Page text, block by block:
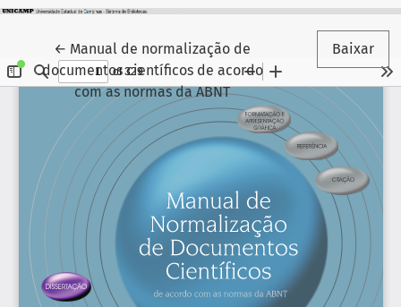
← Voltar aos Detalhes do Artigo
Manual de normalização de
documentos científicos de acordo
com as normas da ABNT
Baixar